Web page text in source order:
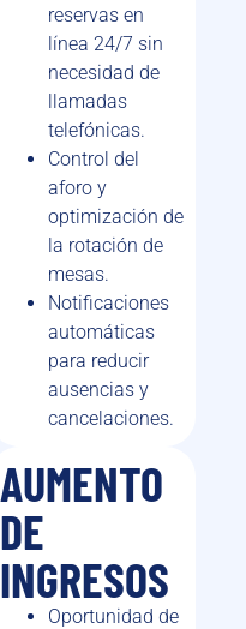
reservas en
línea 24/7 sin
necesidad de
llamadas
telefónicas.
Control del
aforo y
optimización de
la rotación de
mesas.
Notificaciones
automáticas
para reducir
ausencias y
cancelaciones.
AUMENTO
DE
INGRESOS
Oportunidad de